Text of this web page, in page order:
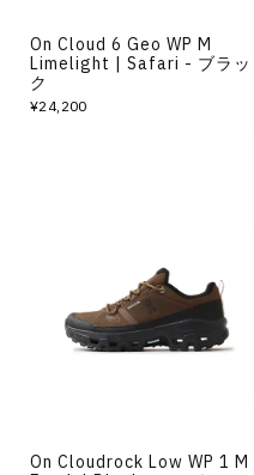
On Cloud 6 Geo WP M
Limelight | Safari - ブラッ
ク
¥24,200
On Cloudrock Low WP 1 M